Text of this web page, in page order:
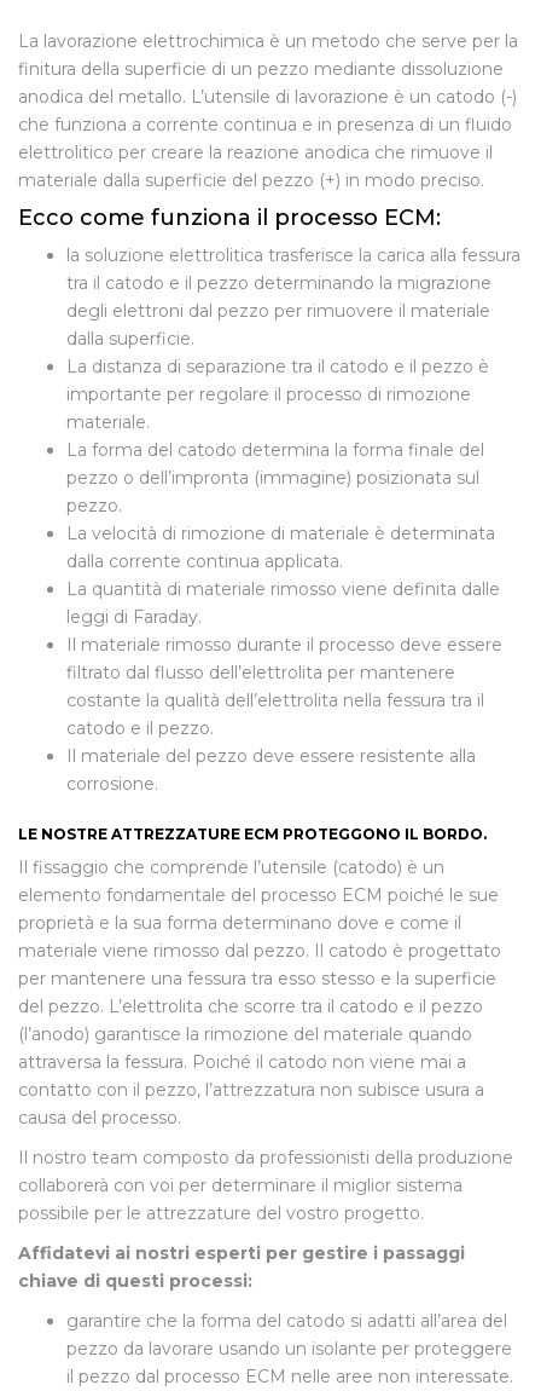
La lavorazione elettrochimica è un metodo che serve per la
finitura della superficie di un pezzo mediante dissoluzione
anodica del metallo. L’utensile di lavorazione è un catodo (-)
che funziona a corrente continua e in presenza di un fluido
elettrolitico per creare la reazione anodica che rimuove il
materiale dalla superficie del pezzo (+) in modo preciso.
Ecco come funziona il processo ECM:
la soluzione elettrolitica trasferisce la carica alla fessura
tra il catodo e il pezzo determinando la migrazione
degli elettroni dal pezzo per rimuovere il materiale
dalla superficie.
La distanza di separazione tra il catodo e il pezzo è
importante per regolare il processo di rimozione
materiale.
La forma del catodo determina la forma finale del
pezzo o dell’impronta (immagine) posizionata sul
pezzo.
La velocità di rimozione di materiale è determinata
dalla corrente continua applicata.
La quantità di materiale rimosso viene definita dalle
leggi di Faraday.
Il materiale rimosso durante il processo deve essere
filtrato dal flusso dell’elettrolita per mantenere
costante la qualità dell’elettrolita nella fessura tra il
catodo e il pezzo.
Il materiale del pezzo deve essere resistente alla
corrosione.
LE NOSTRE ATTREZZATURE ECM PROTEGGONO IL BORDO.
Il fissaggio che comprende l’utensile (catodo) è un
elemento fondamentale del processo ECM poiché le sue
proprietà e la sua forma determinano dove e come il
materiale viene rimosso dal pezzo. Il catodo è progettato
per mantenere una fessura tra esso stesso e la superficie
del pezzo. L’elettrolita che scorre tra il catodo e il pezzo
(l’anodo) garantisce la rimozione del materiale quando
attraversa la fessura. Poiché il catodo non viene mai a
contatto con il pezzo, l’attrezzatura non subisce usura a
causa del processo.
Il nostro team composto da professionisti della produzione
collaborerà con voi per determinare il miglior sistema
possibile per le attrezzature del vostro progetto.
Affidatevi ai nostri esperti per gestire i passaggi
chiave di questi processi:
garantire che la forma del catodo si adatti all’area del
pezzo da lavorare usando un isolante per proteggere
il pezzo dal processo ECM nelle aree non interessate.